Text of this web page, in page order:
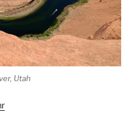
Utah